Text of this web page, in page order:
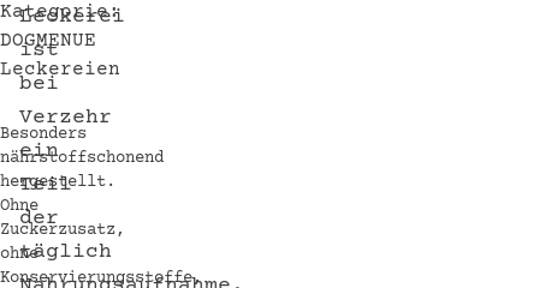
Kategorie:
DOGMENUE
Leckereien
Besonders
nährstoffschonend
hergestellt.
Ohne
Zuckerzusatz,
ohne
Konservierungsstoffe,
Leckerei
ist
bei
Verzehr
ein
Teil
der
täglich